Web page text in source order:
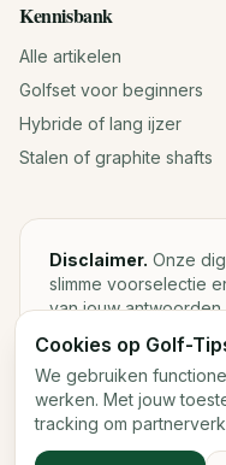
Kennisbank
Alle artikelen
Golfset voor beginners
Hybride of lang ijzer
Stalen of graphite shafts
Disclaimer. Onze
slimme voorselectie
van jouw
loft, lie, shaftgewicht
fitting met launch
2026Golf-Tips.nl — Het
Cookies op Golf-
We gebruiken
werken. Met jouw
tracking om